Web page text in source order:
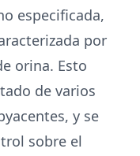
especificada,
por
orina. Esto
de varios
y se
sobre el